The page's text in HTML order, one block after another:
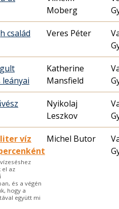
Moberg
család Veres Péter
leányai
Katherine
Mansfield
Nyikolaj
Leszkov
liter víz
el az
és a végén
hogy a
együtt mi
Michel Butor